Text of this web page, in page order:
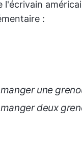
l'écrivain
:
une
deux